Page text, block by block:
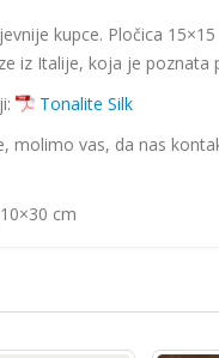
kupce. Pločica
iz Italije, koja je poznata
Tonalite Silk
molimo vas, da nas
cm